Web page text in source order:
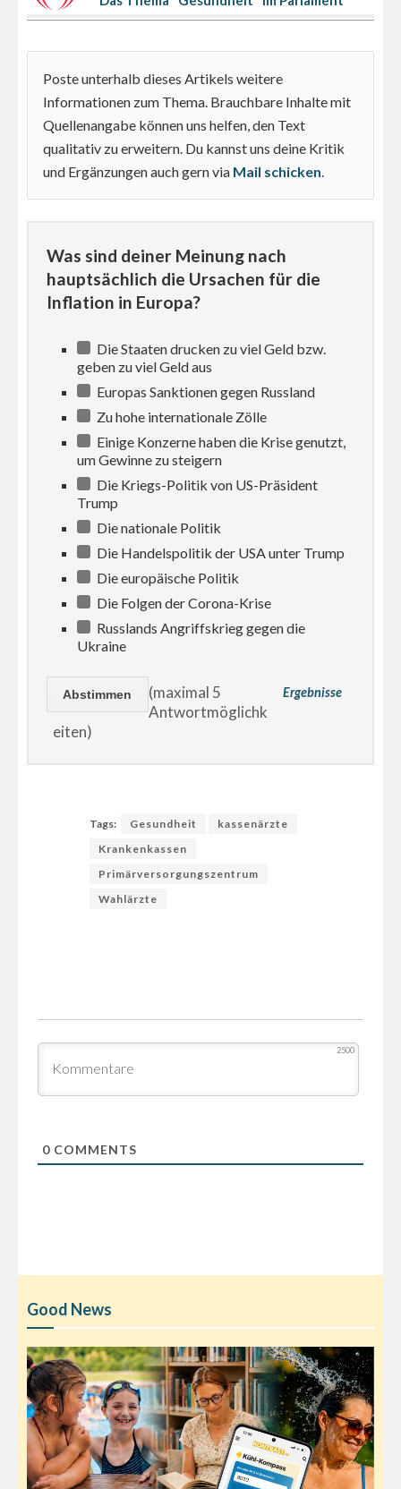
Poste unterhalb dieses Artikels weitere
Informationen zum Thema. Brauchbare Inhalte mit
Quellenangabe können uns helfen, den Text
qualitativ zu erweitern. Du kannst uns deine Kritik
und Ergänzungen auch gern via Mail schicken
Was sind deiner Meinung nach
hauptsächlich die Ursachen für die
Inflation in Europa?
Die Staaten drucken zu viel Geld bzw.
geben zu viel Geld aus
Europas Sanktionen gegen Russland
Zu hohe internationale Zölle
Einige Konzerne haben die Krise genutzt,
um Gewinne zu steigern
Die Kriegs-Politik von US-Präsident
Trump
Die nationale Politik
Die Handelspolitik der USA unter Trump
Die europäische Politik
Die Folgen der Corona-Krise
Russlands Angriffskrieg gegen die
Ukraine
Ergebnisse
(maximal 5
Antwortmöglichk
eiten)
Tags: Gesundheit
kassenärzte
Krankenkassen
Primärversorgungszentrum
Wahlärzte
2500
0COMMENTS
Good News